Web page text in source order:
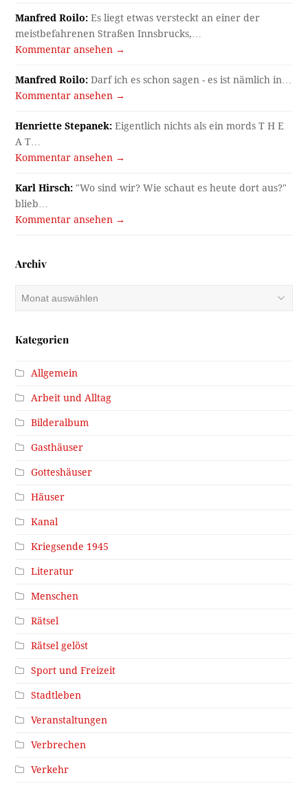
Manfred Roilo: Es liegt etwas versteckt an einer der
meistbefahrenen Straßen Innsbrucks,…
Kommentar ansehen →
Manfred Roilo: Darf ich es schon sagen - es ist nämlich in…
Kommentar ansehen →
Henriette Stepanek: Eigentlich nichts als ein mords T H E
A T…
Kommentar ansehen →
Karl Hirsch: "Wo sind wir? Wie schaut es heute dort aus?"
blieb…
Kommentar ansehen →
Archiv
Kategorien
Allgemein
Arbeit und Alltag
Bilderalbum
Gasthäuser
Gotteshäuser
Häuser
Kanal
Kriegsende 1945
Literatur
Menschen
Rätsel
Rätsel gelöst
Sport und Freizeit
Stadtleben
Veranstaltungen
Verbrechen
Verkehr